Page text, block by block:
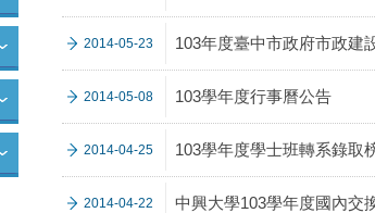
2014-05-23 103年度臺中市政府市政建
2014-05-08 103學年度行事曆公告
2014-04-25 103學年度學士班轉系錄取
2014-04-22 中興大學103學年度國內交